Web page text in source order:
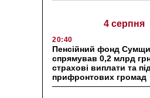
4 серпня
20:40
Пенсійний фонд
спрямував 0,2 млрд грн
страхові виплати та
прифронтових громад